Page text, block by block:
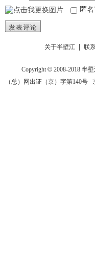
匿名
发表评论
关于半壁江 联
Copyright © 2008-2018半
（总）网出证（京）字第140号